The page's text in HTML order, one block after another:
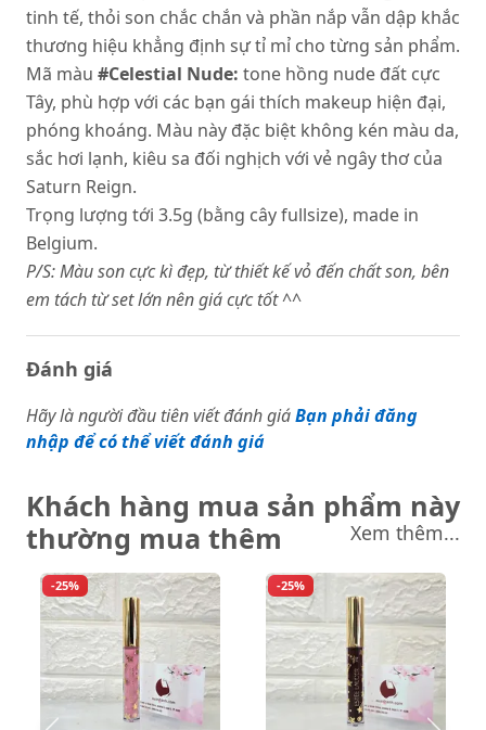
tinh tế, thỏi son chắc chắn và phần nắp vẫn dập khắc
thương hiệu khẳng định sự tỉ mỉ cho từng sản phẩm.
Mã màu #Celestial Nude: tone hồng nude đất cực
Tây, phù hợp với các bạn gái thích makeup hiện đại,
phóng khoáng. Màu này đặc biệt không kén màu da,
sắc hơi lạnh, kiêu sa đối nghịch với vẻ ngây thơ của
Saturn Reign.
Trọng lượng tới 3.5g (bằng cây fullsize), made in
Belgium.
P/S: Màu son cực kì đẹp, từ thiết kế vỏ đến chất son, bên
em tách từ set lớn nên giá cực tốt ^^
Đánh giá
Hãy là người đầu tiên viết đánh giáBạn phải đăng
nhập để có thể viết đánh giá
Khách hàng mua sản phẩm này
thường mua thêm
Xem thêm...
-25% -25%